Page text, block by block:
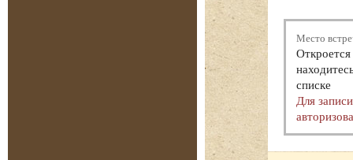
Место
списке
Для